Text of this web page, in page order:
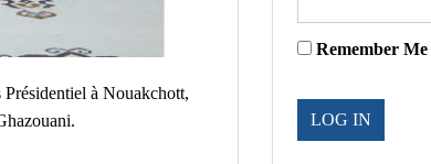
Présidentiel à Nouakchott,
Remember Me